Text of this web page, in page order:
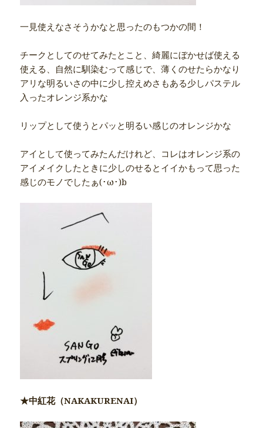
一見使えなさそうかなと思ったのもつかの間！
チークとしてのせてみたとこと、綺麗にぼかせば使える
使える、自然に馴染むって感じで、薄くのせたらかなり
アリな明るいさの中に少し控えめさもある少しパステル
入ったオレンジ系かな
リップとして使うとパッと明るい感じのオレンジかな
アイとして使ってみたんだけれど、コレはオレンジ系の
アイメイクしたときに少しのせるとイイかもって思った
感じのモノでしたぁ(･ω･)b
★中紅花（NAKAKURENAI）